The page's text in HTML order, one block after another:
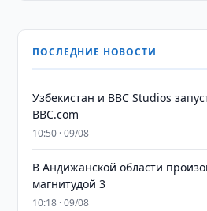
ПОСЛЕДНИЕ НОВОСТИ
Узбекистан и BBC Studios
BBC.com
10:50 · 09/08
В Андижанской области
магнитудой 3
10:18 · 09/08